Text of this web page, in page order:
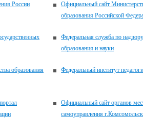
России
Официальный сайт
образования Российской
Федеральная служба по
образования и науки
образования Федеральный институт
Официальный сайт органов
самоуправления